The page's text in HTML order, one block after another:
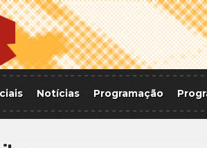
Notícias Programação